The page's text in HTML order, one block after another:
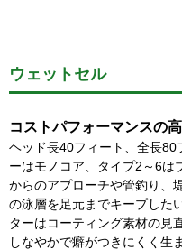
ウェットセル
コストパフォーマンスの
ヘッド長40フィート、全長80
ーはモノコア、タイプ2～6は
からのアプローチや管釣り、
の泳層を足元までキープした
ターはコーティング素材の見
しなやかで癖がつきにくく生